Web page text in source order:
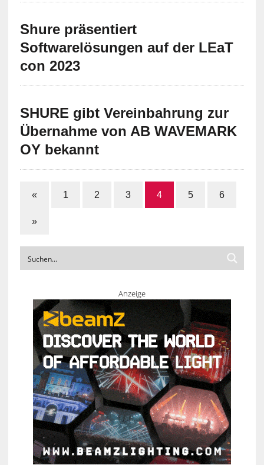
Shure präsentiert
Softwarelösungen auf der LEaT
con 2023
SHURE gibt Vereinbahrung zur
Übernahme von AB WAVEMARK
OY bekannt
« 1 2 3 4 5 6
»
Anzeige